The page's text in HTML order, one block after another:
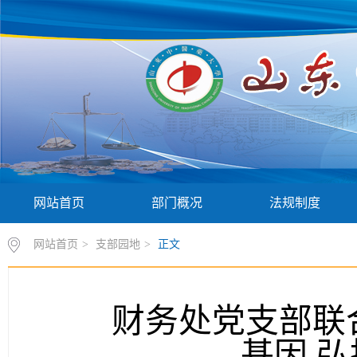
网站首页 部门概况 法规制度
网站首页 > 支部园地 > 正文
财务处党支部